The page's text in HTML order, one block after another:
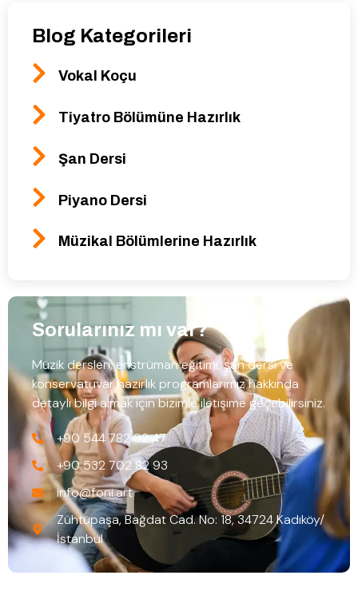
Blog Kategorileri
Vokal Koçu
Tiyatro Bölümüne Hazırlık
Şan Dersi
Piyano Dersi
Müzikal Bölümlerine Hazırlık
Sorularınız mı var?
Müzik dersleri, enstrüman eğitimi, şan dersi ve
konservatuvar hazırlık programlarımız hakkında
detaylı bilgi almak için bizimle iletişime geçebilirsiniz.
+90 544 782 92 47
+90 532 702 82 93
info@foni.art
Zühtüpaşa, Bağdat Cad. No: 18, 34724 Kadıköy/
İstanbul